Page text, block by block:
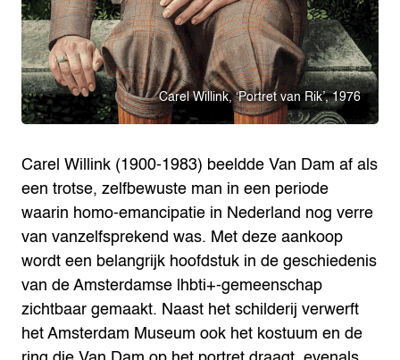
Carel Willink, ‘Portret van Rik’, 1976
Carel Willink (1900-1983) beeldde Van Dam af als
een trotse, zelfbewuste man in een periode
waarin homo-emancipatie in Nederland nog verre
van vanzelfsprekend was. Met deze aankoop
wordt een belangrijk hoofdstuk in de geschiedenis
van de Amsterdamse lhbti+-gemeenschap
zichtbaar gemaakt. Naast het schilderij verwerft
het Amsterdam Museum ook het kostuum en de